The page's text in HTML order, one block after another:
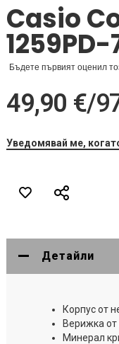
Casio
1259PD-
Бъдете първият оценил
49,90 €/
Уведомявай ме,
Детайли
Корпус от
Верижка
Минерал